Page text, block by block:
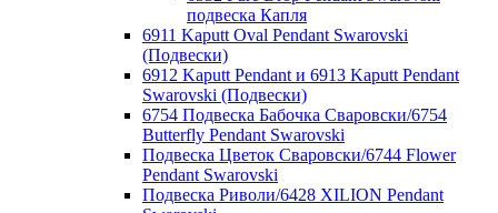
подвеска Капля
6911 Kaputt Oval Pendant Swarovski
(Подвески)
6912 Kaputt Pendant и 6913 Kaputt Pendant
Swarovski (Подвески)
6754 Подвеска Бабочка Сваровски/6754
Butterfly Pendant Swarovski
Подвеска Цветок Сваровски/6744 Flower
Pendant Swarovski
Подвеска Риволи/6428 XILION Pendant